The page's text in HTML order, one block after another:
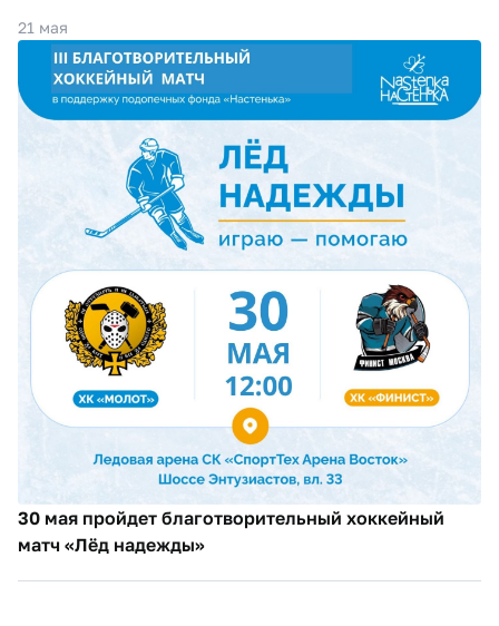
21 мая
30 мая пройдет благотворительный хоккейный
матч «Лёд надежды»